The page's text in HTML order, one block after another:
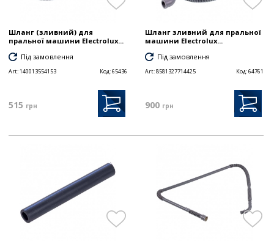
Шланг (зливний) для
пральної машини Electrolux...
Під замовлення
Art:140013554153 Код:65436
515 грн
Шланг зливний для пральної
машини Electrolux...
Під замовлення
Art:8581327714425 Код:64761
900 грн